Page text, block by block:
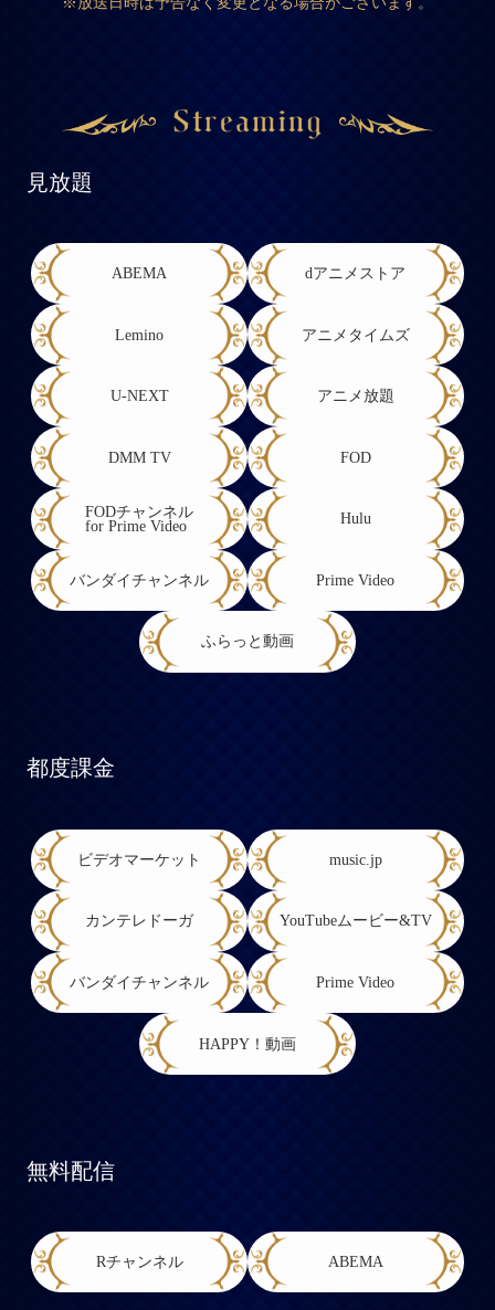
見放題
ABEMA dアニメストア
Lemino アニメタイムズ
U-NEXT アニメ放題
DMM TV FOD
FODチャンネル
for Prime Video
Hulu
バンダイチャンネル Prime Video
ふらっと動画
都度課金
ビデオマーケット music.jp
カンテレドーガ YouTubeムービー&TV
バンダイチャンネル Prime Video
HAPPY！動画
無料配信
Rチャンネル ABEMA